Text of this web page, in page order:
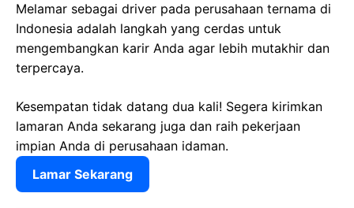
Melamar sebagai driver pada perusahaan ternama di
Indonesia adalah langkah yang cerdas untuk
mengembangkan karir Anda agar lebih mutakhir dan
terpercaya.
Kesempatan tidak datang dua kali! Segera kirimkan
lamaran Anda sekarang juga dan raih pekerjaan
impian Anda di perusahaan idaman.
Lamar Sekarang